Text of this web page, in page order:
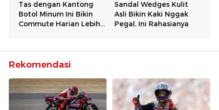
Rekomendasi